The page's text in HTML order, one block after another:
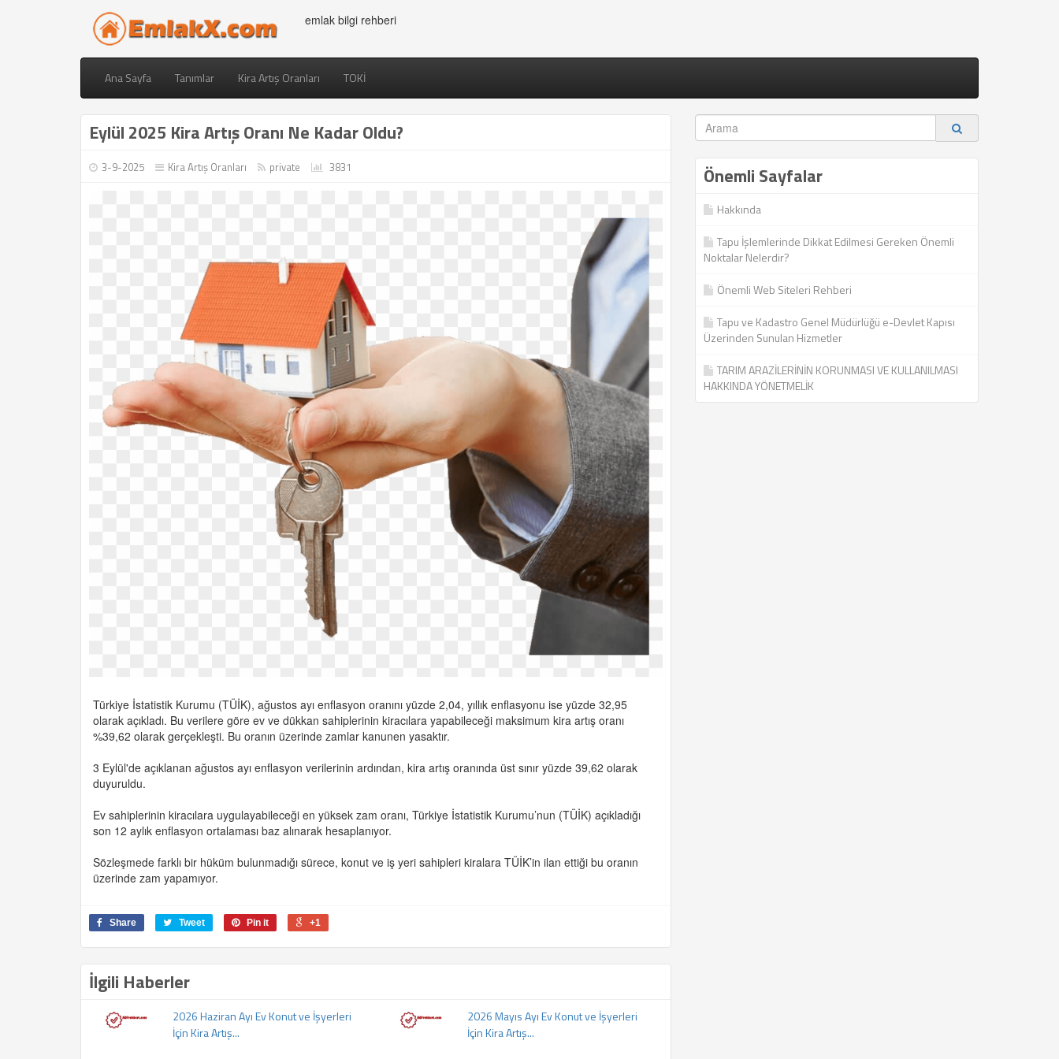
emlak bilgi rehberi
Ana Sayfa Tanımlar Kira Artış Oranları TOKİ
Eylül 2025 Kira Artış Oranı Ne Kadar Oldu?
3-9-2025 Kira Artış Oranları private 3831
Türkiye İstatistik Kurumu (TÜİK), ağustos ayı enflasyon oranını yüzde 2,04, yıllık enflasyonu ise yüzde 32,95
olarak açıkladı. Bu verilere göre ev ve dükkan sahiplerinin kiracılara yapabileceği maksimum kira artış oranı
%39,62 olarak gerçekleşti. Bu oranın üzerinde zamlar kanunen yasaktır.
3 Eylül'de açıklanan ağustos ayı enflasyon verilerinin ardından, kira artış oranında üst sınır yüzde 39,62 olarak
duyuruldu.
Ev sahiplerinin kiracılara uygulayabileceği en yüksek zam oranı, Türkiye İstatistik Kurumu’nun (TÜİK) açıkladığı
son 12 aylık enflasyon ortalaması baz alınarak hesaplanıyor.
Sözleşmede farklı bir hüküm bulunmadığı sürece, konut ve iş yeri sahipleri kiralara TÜİK’in ilan ettiği bu oranın
üzerinde zam yapamıyor.
Share Tweet Pin it +1
İlgili Haberler
2026 Haziran Ayı Ev Konut ve İşyerleri
İçin Kira Artış...
2026 Mayıs Ayı Ev Konut ve İşyerleri
İçin Kira Artış...
Önemli Sayfalar
Hakkında
Tapu İşlemlerinde Dikkat Edilmesi Gereken Önemli
Noktalar Nelerdir?
Önemli Web Siteleri Rehberi
Tapu ve Kadastro Genel Müdürlüğü e-Devlet Kapısı
Üzerinden Sunulan Hizmetler
TARIM ARAZİLERİNİN KORUNMASI VE KULLANILMASI
HAKKINDA YÖNETMELİK